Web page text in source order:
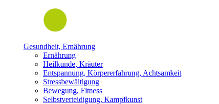
Gesundheit, Ernährung
Ernährung
Heilkunde, Kräuter
Entspannung, Körpererfahrung, Achtsamkeit
Stressbewältigung
Bewegung, Fitness
Selbstverteidigung, Kampfkunst